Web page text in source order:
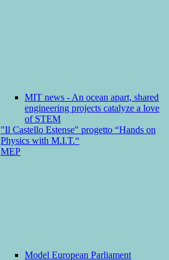
MIT news - An ocean apart, shared
engineering projects catalyze a love
of STEM
"Il Castello Estense" progetto “Hands on
Physics with M.I.T.“
MEP
Model European Parliament